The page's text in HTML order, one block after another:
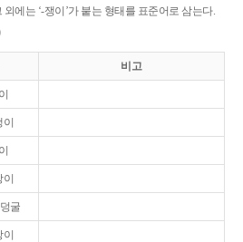
외에는 ‘-쟁이’가 붙는 형태를 표준어로 삼는다.
비고
굴